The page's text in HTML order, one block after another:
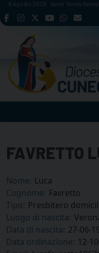
Skip
to
9 Agosto 2026 Santa Teresa
FAVRETTO
Nome: Luca
Cognome: Favretto
Tipo: Presbitero
Luogo di nascita:
Data di nascita: 27-06-
Data ordinazione: 12-